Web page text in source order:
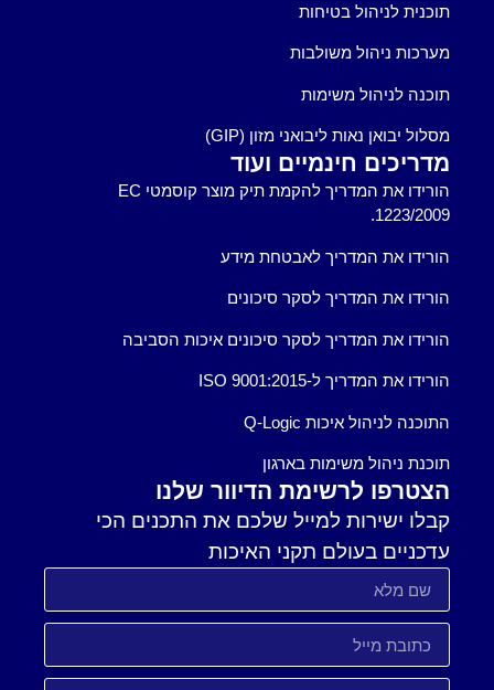
תוכנית לניהול בטיחות
מערכות ניהול משולבות
תוכנה לניהול משימות
מסלול יבואן נאות ליבואני מזון (GIP)
מדריכים חינמיים ועוד
הורידו את המדריך להקמת תיק מוצר קוסמטי EC
1223/2009.
הורידו את המדריך לאבטחת מידע
הורידו את המדריך לסקר סיכונים
הורידו את המדריך לסקר סיכונים איכות הסביבה
הורידו את המדריך ל-ISO 9001:2015
התוכנה לניהול איכות Q-Logic
תוכנת ניהול משימות בארגון
הצטרפו לרשימת הדיוור שלנו
קבלו ישירות למייל שלכם את התכנים הכי
עדכניים בעולם תקני האיכות